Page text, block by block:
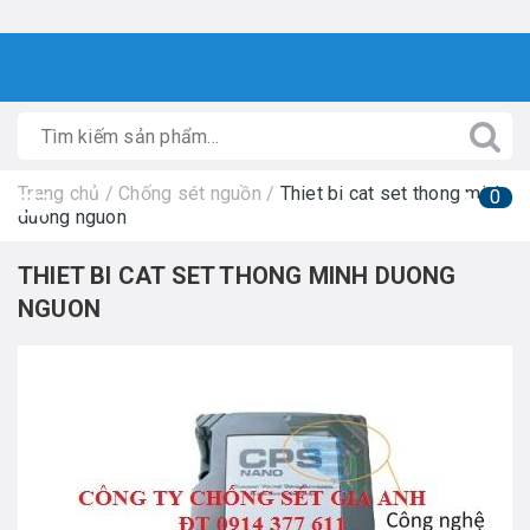
0
Trang chủ / Chống sét nguồn / Thiet bi cat set thong minh
duong nguon
THIET BI CAT SET THONG MINH DUONG
NGUON